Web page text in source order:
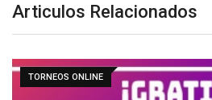
Articulos Relacionados
TORNEOS ONLINE